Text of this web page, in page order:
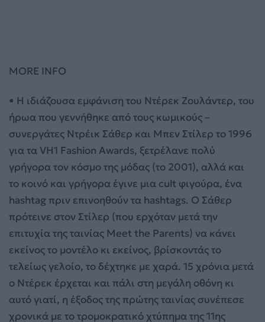
MORE INFO
• Η ιδιάζουσα εμφάνιση του Ντέρεκ Ζουλάντερ, του
ήρωα που γεννήθηκε από τους κωμικούς –
συνεργάτες Ντρέικ Σάθερ και Μπεν Στίλερ το 1996
για τα VH1 Fashion Awards, ξετρέλανε πολύ
γρήγορα τον κόσμο της μόδας (το 2001), αλλά και
το κοινό και γρήγορα έγινε μια cult φιγούρα, ένα
hashtag πριν επινοηθούν τα hashtags. Ο Σάθερ
πρότεινε στον Στίλερ (που ερχόταν μετά την
επιτυχία της ταινίας Meet the Parents) να κάνει
εκείνος το μοντέλο κι εκείνος, βρίσκοντάς το
τελείως γελοίο, το δέχτηκε με χαρά. 15 χρόνια μετά
ο Ντέρεκ έρχεται και πάλι στη μεγάλη οθόνη κι
αυτό γιατί, η έξοδος της πρώτης ταινίας συνέπεσε
χρονικά με το τρομοκρατικό χτύπημα της 11ης